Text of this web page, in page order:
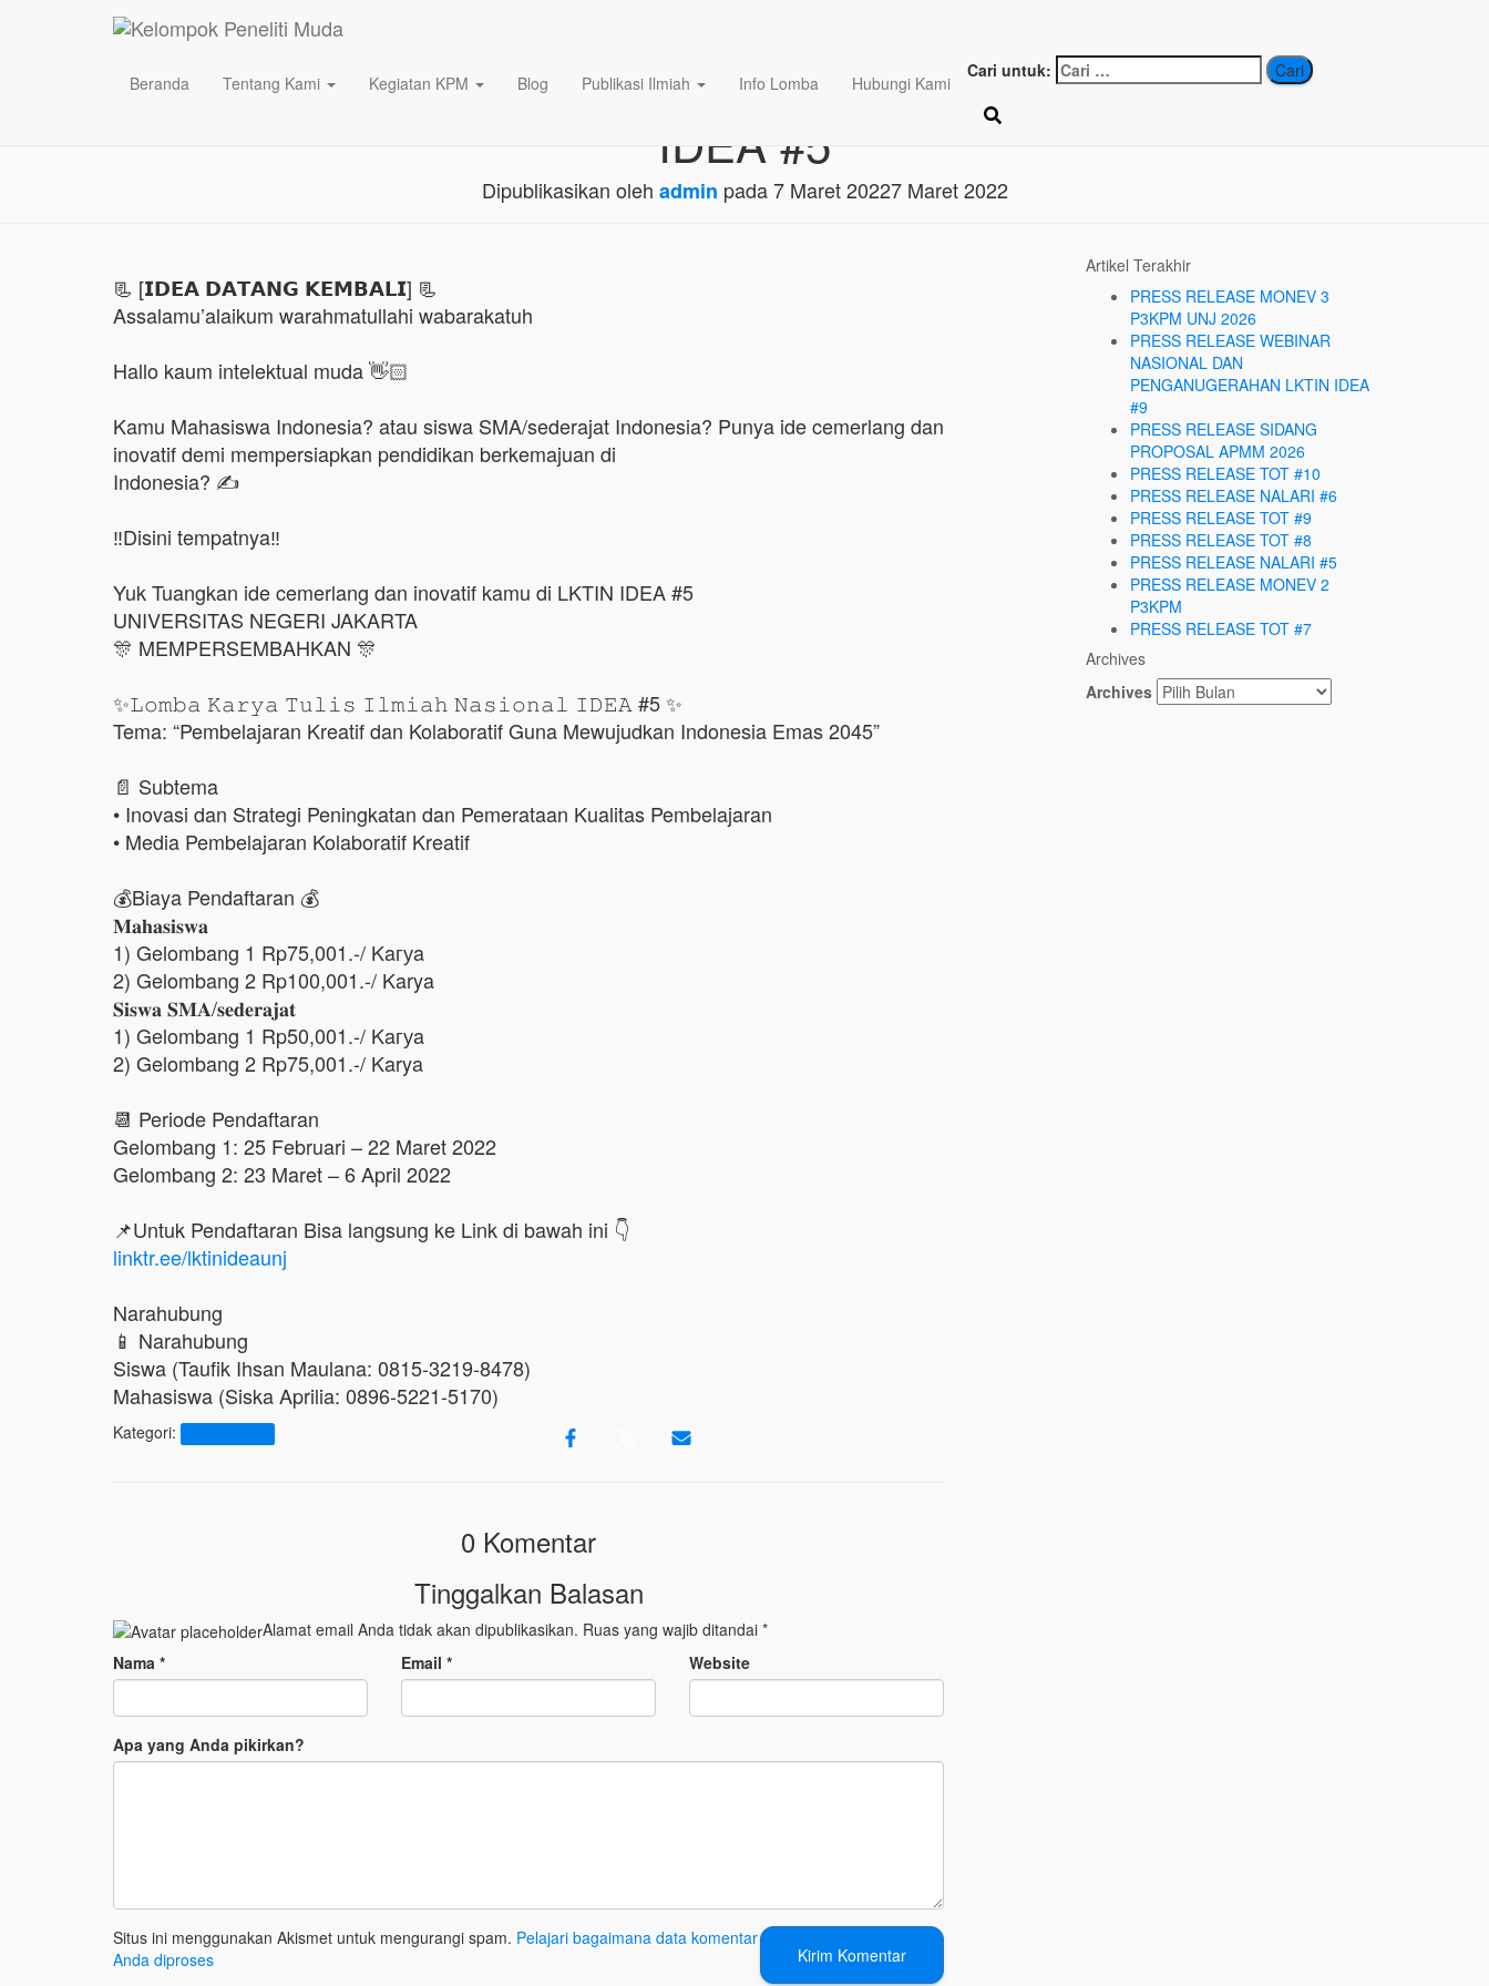
Beranda Tentang Kami Kegiatan KPM Blog Publikasi Ilmiah Info Lomba Hubungi Kami
Cari untuk:
Ayo Daftar Lomba Karya Tulis Ilmiah Nasional
IDEA #5
Dipublikasikan oleh admin pada7 Maret 20227 Maret 2022
📃 [𝗜𝗗𝗘𝗔 𝗗𝗔𝗧𝗔𝗡𝗚 𝗞𝗘𝗠𝗕𝗔𝗟𝗜] 📃
Assalamu’alaikum warahmatullahi wabarakatuh
Hallo kaum intelektual muda 👋🏻
Kamu Mahasiswa Indonesia? atau siswa SMA/sederajat Indonesia? Punya ide cemerlang dan
inovatif demi mempersiapkan pendidikan berkemajuan di
Indonesia? ✍️
‼️Disini tempatnya‼️
Yuk Tuangkan ide cemerlang dan inovatif kamu di LKTIN IDEA #5
UNIVERSITAS NEGERI JAKARTA
🎊 MEMPERSEMBAHKAN 🎊
✨𝙻𝚘𝚖𝚋𝚊 𝙺𝚊𝚛𝚢𝚊 𝚃𝚞𝚕𝚒𝚜 𝙸𝚕𝚖𝚒𝚊𝚑 𝙽𝚊𝚜𝚒𝚘𝚗𝚊𝚕 𝙸𝙳𝙴𝙰 #5 ✨
Tema: “Pembelajaran Kreatif dan Kolaboratif Guna Mewujudkan Indonesia Emas 2045”
📄 Subtema
• Inovasi dan Strategi Peningkatan dan Pemerataan Kualitas Pembelajaran
• Media Pembelajaran Kolaboratif Kreatif
💰Biaya Pendaftaran 💰
𝐌𝐚𝐡𝐚𝐬𝐢𝐬𝐰𝐚
1) Gelombang 1 Rp75,001.-/ Kaгуa
2) Gelombang 2 Rp100,001.-/ Karya
𝐒𝐢𝐬𝐰𝐚 𝐒𝐌𝐀/𝐬𝐞𝐝𝐞𝐫𝐚𝐣𝐚𝐭
1) Gelombang 1 Rp50,001.-/ Kaгуa
2) Gelombang 2 Rp75,001.-/ Karya
📆 Periode Pendaftaran
Gelombang 1: 25 Februari – 22 Maret 2022
Gelombang 2: 23 Maret – 6 April 2022
📌Untuk Pendaftaran Bisa langsung ke Link di bawah ini 👇
linktr.ee/lktinideaunj
Narahubung
📱 Narahubung
Siswa (Taufik Ihsan Maulana: 0815-3219-8478)
Mahasiswa (Siska Aprilia: 0896-5221-5170)
Kategori:
0 Komentar
Tinggalkan Balasan
Alamat email Anda tidak akan dipublikasikan. Ruas yang wajib ditandai *
Nama * Email * Website
Apa yang Anda pikirkan?
Situs ini menggunakan Akismet untuk mengurangi spam. Pelajari bagaimana data komentar
Anda diproses
Artikel Terakhir
PRESS RELEASE MONEV 3
P3KPM UNJ 2026
PRESS RELEASE WEBINAR
NASIONAL DAN
PENGANUGERAHAN LKTIN IDEA
#9
PRESS RELEASE SIDANG
PROPOSAL APMM 2026
PRESS RELEASE TOT #10
PRESS RELEASE NALARI #6
PRESS RELEASE TOT #9
PRESS RELEASE TOT #8
PRESS RELEASE NALARI #5
PRESS RELEASE MONEV 2
P3KPM
PRESS RELEASE TOT #7
Archives
Archives